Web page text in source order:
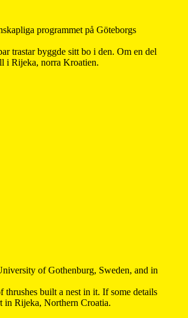
programmet på Göteborgs
trastar byggde sitt bo i den. Om en del
i Rijeka, norra Kroatien.
of Gothenburg, Sweden, and in
built a nest in it. If some details
in Rijeka, Northern Croatia.